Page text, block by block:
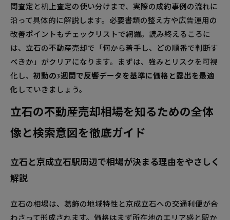
め方
複数社への査定依頼と見積比較を失敗しないための
進め方
仲介会社選びで外せない実績・地域密着性・担
立石で不動産売却にかかる費用や税金をシンプル解
説
リアル
マンション・戸建て・土地の実例から見る成功
問査定と机上査定の使い分けまで、実際の成約事例の流れに
沿って具体的に解説します。必要書類の整え方や広告運用の
改善ポイントもチェックリストで網羅。読み終えるころに
は、立石の不動産売却で「何から着手し、どの順番で判断す
べきか」がクリアになります。まずは、強みとリスクを可視
化し、 初動の3週間で反響データを基準に価格と露出を最適
化 していきましょう。
立石の不動産売却相場を知るための全体
像と検索意図を徹底ガイド
立石と京成立石駅周辺で相場が決まる理由をやさしく
解説
立石の相場は、葛飾の地域特性と京成立石への交通利便が合
わさって形成されます。価格はまず所在地のエリア感と駅か